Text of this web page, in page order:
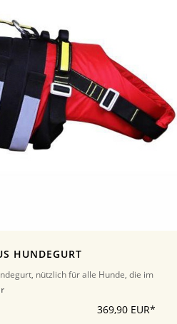
HUNDEGURT
nützlich für alle Hunde, die im
369,90 EUR*